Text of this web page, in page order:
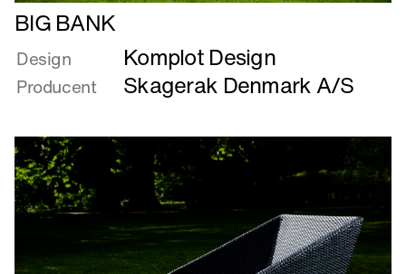
Læs
mere
om
BIG
BANK
BIG BANK
Design Komplot Design
Producent Skagerak Denmark A/S